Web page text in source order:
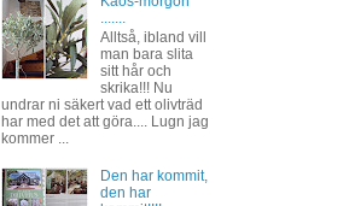
Alltså, ibland vill
man bara slita
sitt hår och
skrika!!! Nu
undrar ni säkert vad ett olivträd
har med det att göra.... Lugn jag
kommer ...
Den har kommit,
den har